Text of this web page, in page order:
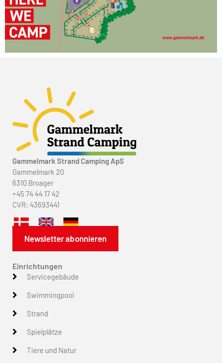
Gammelmark Strand Camping ApS
Gammelmark 20
6310 Broager
+45 74 44 17 42
CVR: 43693441
Newsletter abonnieren
Einrichtungen
Servicegebäude
Swimmingpool
Strand
Spielplätze
Tiere und Natur